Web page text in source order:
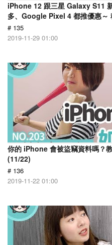
iPhone 12 跟三星 Galaxy S11
多、Google Pixel 4 都推優惠～
# 135
2019-11-29 01:00
你的 iPhone 會被盜竊資料嗎？
(11/22)
# 136
2019-11-22 01:00